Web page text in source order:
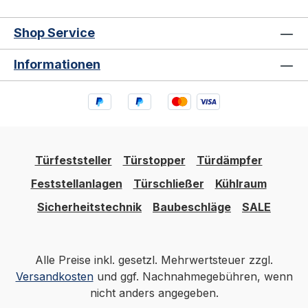
Handlaufträger V2A mit Außengewinde M8 📖
Ratgeber zum Thema Sie finden im Handlauf-
Trennwand Ratgeber 2026 eine ausführliche
Anleitung mit Normen, Auswahlhilfen und
Wartungs-Tipps.
Shop Service
Informationen
Türfeststeller Türstopper
Türdämpfer
Feststellanlagen
Türschließer
Kühlraum
Sicherheitstechnik
Baubeschläge SALE
Alle Preise inkl. gesetzl. Mehrwertsteuer zzgl.
Versandkostenund ggf. Nachnahmegebühren, wenn
nicht anders angegeben.